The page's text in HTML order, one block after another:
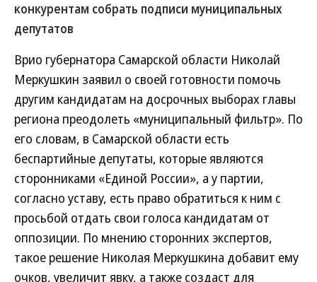
конкурентам собрать подписи муниципальных
депутатов
Врио губернатора Самарской области Николай
Меркушкин заявил о своей готовности помочь
другим кандидатам на досрочных выборах главы
региона преодолеть «муниципальный фильтр». По
его словам, в Самарской области есть
беспартийные депутаты, которые являются
сторонниками «Единой России», а у партии,
согласно уставу, есть право обратиться к ним с
просьбой отдать свои голоса кандидатам от
оппозиции. По мнению сторонних экспертов,
такое решение Николая Меркушкина добавит ему
очков, увеличит явку, а также создаст для